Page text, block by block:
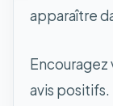
apparaître
Encouragez
avis